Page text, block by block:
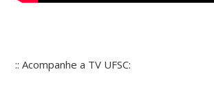
:: Acompanhe a TV UFSC: